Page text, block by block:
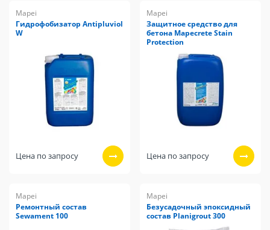
Mapei
Гидрофобизатор Antipluviol
W
Цена по запросу
Mapei
Защитное средство для
бетона Mapecrete Stain
Protection
Цена по запросу
Mapei
Ремонтный состав
Sewament 100
Mapei
Безусадочный эпоксидный
состав Planigrout 300